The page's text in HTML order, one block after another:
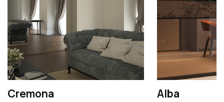
Cremona Alba